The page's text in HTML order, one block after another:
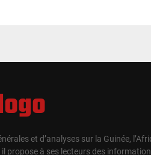
et d’analyses sur la Guinée,
propose à ses lecteurs des